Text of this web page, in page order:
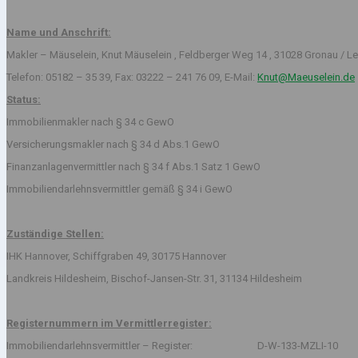
Name und Anschrift:
Makler – Mäuselein, Knut Mäuselein , Feldberger Weg 14 , 31028 Gronau /
Telefon: 05182 – 35 39, Fax: 03222 – 241 76 09, E-Mail: Knut@Maeuselein.de
Status:
Immobilienmakler nach § 34 c GewO
Versicherungsmakler nach § 34 d Abs.1 GewO
Finanzanlagenvermittler nach § 34 f Abs.1 Satz 1 GewO
Immobiliendarlehnsvermittler gemäß § 34 i GewO
Zuständige Stellen:
IHK Hannover, Schiffgraben 49, 30175 Hannover
Landkreis Hildesheim, Bischof-Jansen-Str. 31, 31134 Hildesheim
Registernummern im Vermittlerregister:
Immobiliendarlehnsvermittler – Register: D-W-133-MZLI-10